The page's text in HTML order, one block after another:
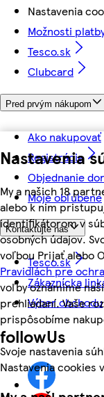
Nastavenia
My a našich 18
alebo k nim
identifikátorom v
osobných údajov.
voľbou Prijať alebo
Pravidlách pre
voľby oznámime
prehliadaní. Vaše
prispôsobíme
Svoje nastavenia
Nastavenia cookies
Nastavenia
Možnosti
Tesco.sk
Clubcard
Pred prvým nákupom
Ako nakupovať
Registrácia
Objednanie
Moje obľúbené
Kontaktujte nás
Tesco.sk
Zákaznícka
Výber obchodu
followUs